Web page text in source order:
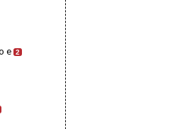
e 2